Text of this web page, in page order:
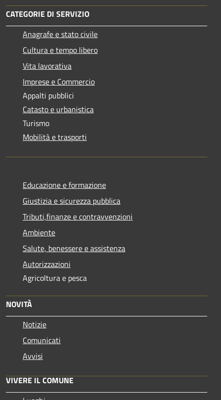
CATEGORIE DI SERVIZIO
Anagrafe e stato civile
Cultura e tempo libero
Vita lavorativa
Imprese e Commercio
Appalti pubblici
Catasto e urbanistica
Turismo
Mobilità e trasporti
Educazione e formazione
Giustizia e sicurezza pubblica
Tributi,finanze e contravvenzioni
Ambiente
Salute, benessere e assistenza
Autorizzazioni
Agricoltura e pesca
NOVITÀ
Notizie
Comunicati
Avvisi
VIVERE IL COMUNE